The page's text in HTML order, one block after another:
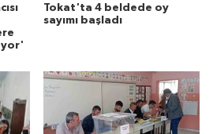
Tokat'ta 4 beldede oy
sayımı başladı